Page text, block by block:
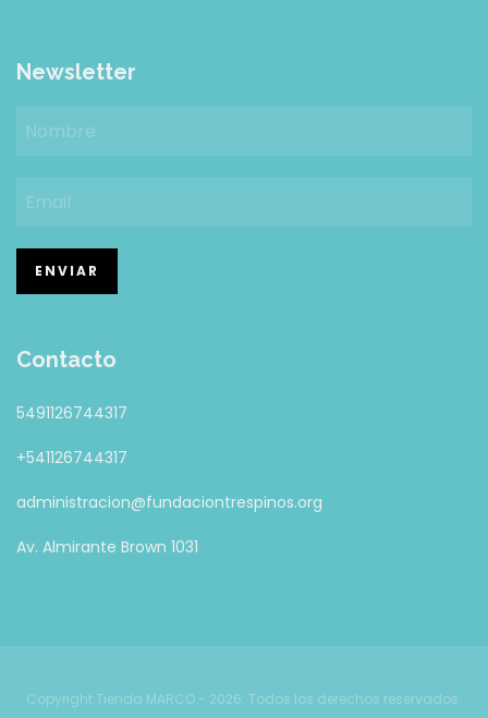
Newsletter
Contacto
5491126744317
+541126744317
administracion@fundaciontrespinos.org
Av. Almirante Brown 1031
Copyright Tienda MARCO - 2026. Todos los derechos reservados.